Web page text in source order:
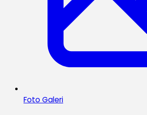
Foto Galeri